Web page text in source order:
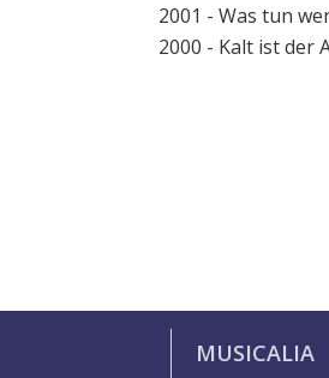
2001 - Was tun
2000 - Kalt ist der
MUSICALIA